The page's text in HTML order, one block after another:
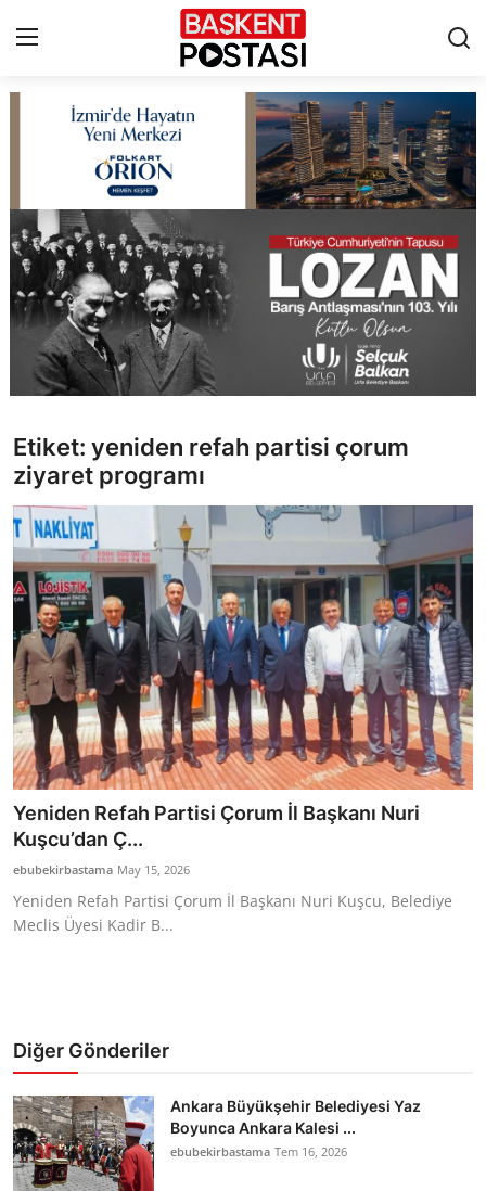
Çerez Politikası
Künye
Ankara
TBMM
Cumhurbaşkanlığı
Bakanlıklar
Siyasi Partiler
Mülki İdare
Toplum ve Yaşam
Sivil Toplum Kuruluşları
Kamu Kurumları ve Üst Kurullar
Resmi Reklamlar
Etiket: yeniden refah partisi çorum
ziyaret programı
Yeniden Refah Partisi Çorum İl Başkanı Nuri
Kuşcu’dan Ç...
ebubekirbastama May 15, 2026
Yeniden Refah Partisi Çorum İl Başkanı Nuri Kuşcu, Belediye
Meclis Üyesi Kadir B...
Diğer Gönderiler
Ankara Büyükşehir Belediyesi Yaz
Boyunca Ankara Kalesi ...
ebubekirbastama Tem 16, 2026